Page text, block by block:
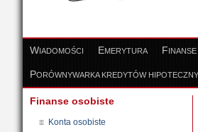
WIADOMOŚCI EMERYTURA F
PORÓWNYWARKA KREDYTÓW
Finanse osobiste
Konta osobiste